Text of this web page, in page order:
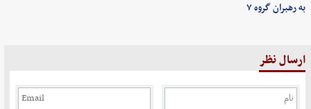
به رهبران گروه ۷
ارسال نظر